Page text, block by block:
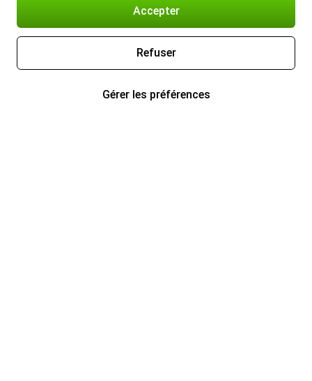
Accepter
Refuser
Gérer les préférences